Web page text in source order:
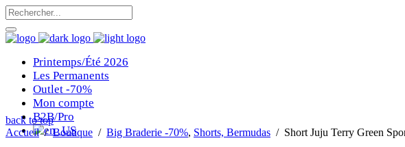
Printemps/Été 2026
Les Permanents
Outlet -70%
Mon compte
B2B/Pro
back to top
Accueil/Boutique / Big Braderie -70%, Shorts, Bermudas / Short Juju Terry Green